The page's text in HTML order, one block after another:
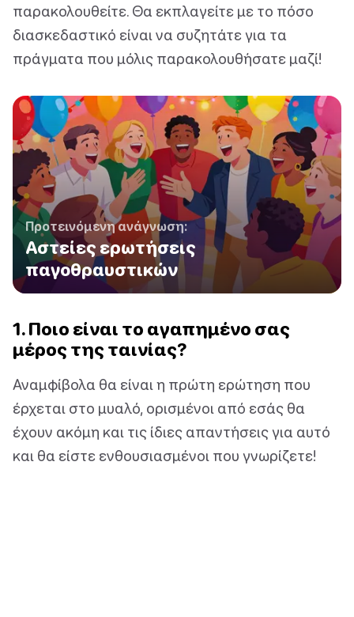
παρακολουθείτε. Θα εκπλαγείτε με το πόσο
διασκεδαστικό είναι να συζητάτε για τα
πράγματα που μόλις παρακολουθήσατε μαζί!
Προτεινόμενη ανάγνωση:
Αστείες ερωτήσεις
παγοθραυστικών
1. Ποιο είναι το αγαπημένο σας
μέρος της ταινίας?
Αναμφίβολα θα είναι η πρώτη ερώτηση που
έρχεται στο μυαλό, ορισμένοι από εσάς θα
έχουν ακόμη και τις ίδιες απαντήσεις για αυτό
και θα είστε ενθουσιασμένοι που γνωρίζετε!